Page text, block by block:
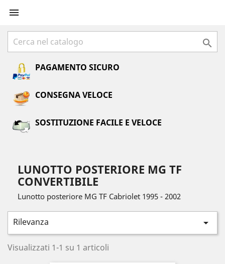


PAGAMENTO SICURO
CONSEGNA VELOCE
SOSTITUZIONE FACILE E VELOCE
LUNOTTO POSTERIORE MG TF
CONVERTIBILE
Lunotto posteriore MG TF Cabriolet 1995 - 2002
Rilevanza 
Visualizzati 1-1 su 1 articoli